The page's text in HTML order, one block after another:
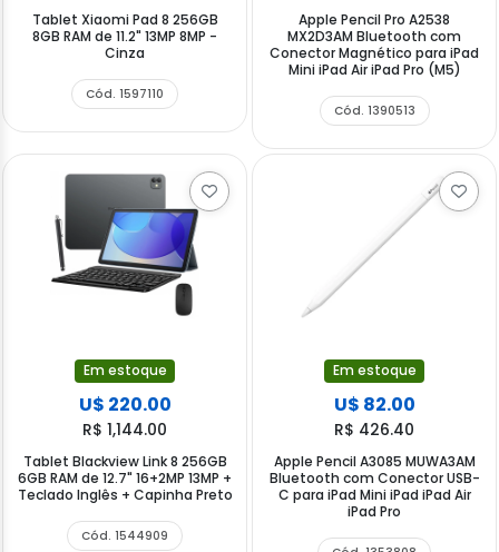
Tablet Xiaomi Pad 8 256GB
8GB RAM de 11.2" 13MP 8MP -
Cinza
Cód. 1597110
Apple Pencil Pro A2538
MX2D3AM Bluetooth com
Conector Magnético para iPad
Mini iPad Air iPad Pro (M5)
Cód. 1390513
Em estoque
U$ 220.00
R$ 1,144.00
Tablet Blackview Link 8 256GB
6GB RAM de 12.7" 16+2MP 13MP +
Teclado Inglês + Capinha Preto
Cód. 1544909
Em estoque
U$ 82.00
R$ 426.40
Apple Pencil A3085 MUWA3AM
Bluetooth com Conector USB-
C para iPad Mini iPad iPad Air
iPad Pro